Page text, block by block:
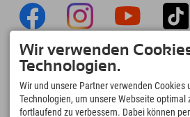
Explorer App
Upload Deiner #ExplorerMoments, Mein
Explorer To Go mit Buchungsübersicht,
Bucketlist, Restaurantübersicht uvm. Jetzt
downloaden!
Wir verwenden
Technologien.
Wir und unsere Partner verwenden Cookies
Technologien, um unsere Webseite optimal
fortlaufend zu verbessern. Dabei können